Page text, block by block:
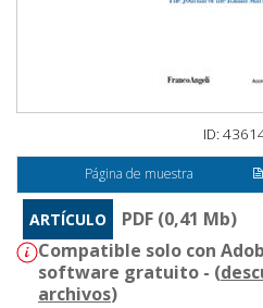
ID:
Página de muestra
ARTÍCULO
PDF (0,41 Mb)
Compatible solo con
software gratuito - (
archivos)